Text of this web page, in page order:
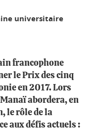
universitaire
francophone
le Prix des cinq
en 2017. Lors
abordera, en
le rôle de la
aux défis actuels :